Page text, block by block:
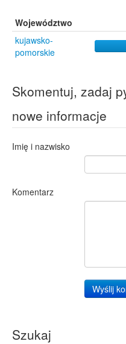
Województwo
kujawsko-
pomorskie
Skomentuj, zadaj
nowe informacje
Imię i nazwisko
Komentarz
Wyślij
Szukaj